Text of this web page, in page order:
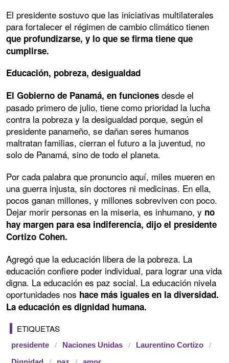
El presidente sostuvo que las iniciativas multilaterales
para fortalecer el régimen de cambio climático tienen
que profundizarse, y lo que se firma tiene que
cumplirse.
Educación, pobreza, desigualdad
El Gobierno de Panamá, en funciones desde el
pasado primero de julio, tiene como prioridad la lucha
contra la pobreza y la desigualdad porque, según el
presidente panameño, se dañan seres humanos
maltratan familias, cierran el futuro a la juventud, no
solo de Panamá, sino de todo el planeta.
Por cada palabra que pronuncio aquí, miles mueren en
una guerra injusta, sin doctores ni medicinas. En ella,
pocos ganan millones, y millones sobreviven con poco.
Dejar morir personas en la miseria, es inhumano, y no
hay margen para esa indiferencia, dijo el presidente
Cortizo Cohen.
Agregó que la educación libera de la pobreza. La
educación confiere poder individual, para lograr una vida
digna. La educación es paz social. La educación nivela
oportunidades nos hace más iguales en la diversidad.
La educación es dignidad humana.
ETIQUETAS
presidente Naciones Unidas Laurentino Cortizo